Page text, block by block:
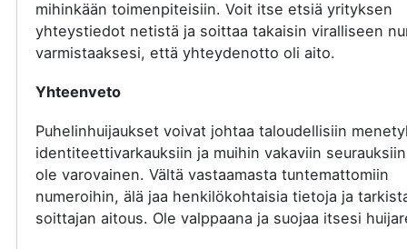
mihinkään toimenpiteisiin. Voit itse etsiä yrityksen
yhteystiedot netistä ja soittaa takaisin viralliseen
varmistaaksesi, että yhteydenotto oli aito.
Yhteenveto
Puhelinhuijaukset voivat johtaa taloudellisiin
identiteettivarkauksiin ja muihin vakaviin
ole varovainen. Vältä vastaamasta tuntemattomiin
numeroihin, älä jaa henkilökohtaisia tietoja ja
soittajan aitous. Ole valppaana ja suojaa itsesi